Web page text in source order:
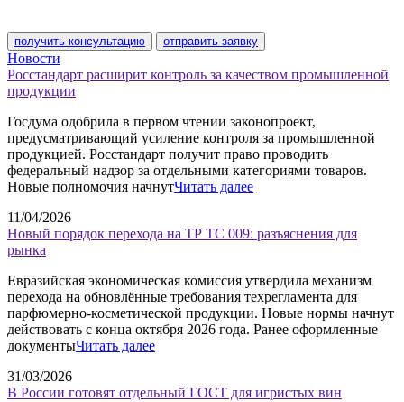
получить консультацию отправить заявку
Новости
Росстандарт расширит контроль за качеством промышленной
продукции
Госдума одобрила в первом чтении законопроект,
предусматривающий усиление контроля за промышленной
продукцией. Росстандарт получит право проводить
федеральный надзор за отдельными категориями товаров.
Новые полномочия начнутЧитать далее
11/04/2026
Новый порядок перехода на ТР ТС 009: разъяснения для
рынка
Евразийская экономическая комиссия утвердила механизм
перехода на обновлённые требования техрегламента для
парфюмерно-косметической продукции. Новые нормы начнут
действовать с конца октября 2026 года. Ранее оформленные
документыЧитать далее
31/03/2026
В России готовят отдельный ГОСТ для игристых вин